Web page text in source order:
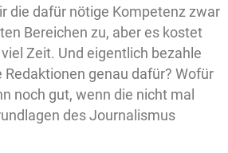
die dafür nötige Kompetenz zwar
Bereichen zu, aber es kostet
Zeit. Und eigentlich bezahle
Redaktionen genau dafür? Wofür
noch gut, wenn die nicht mal
des Journalismus